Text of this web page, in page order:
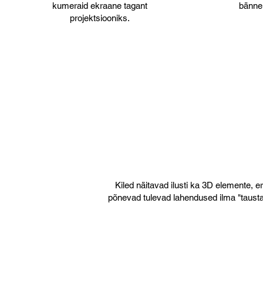
kumeraid ekraane tagant
projektsiooniks.
Kiled näitavad ilusti ka 3D elemente,
põnevad tulevad lahendused ilma